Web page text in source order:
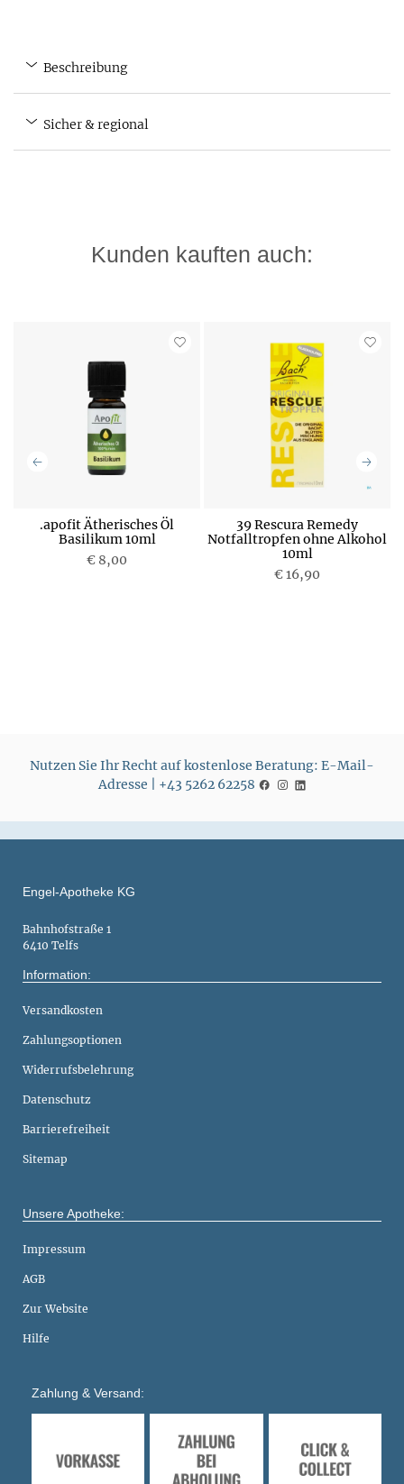
Beschreibung
Sicher & regional
Kunden kauften auch:
.apofit Ätherisches Öl
Basilikum 10ml
€ 8,00
39 Rescura Remedy
Notfalltropfen ohne Alkohol
10ml
€ 16,90
P
P
Nutzen Sie Ihr Recht auf kostenlose Beratung: E-Mail-
Adresse | +43 5262 62258
Engel-Apotheke KG
Bahnhofstraße 1
6410 Telfs
Information:
Versandkosten
Zahlungsoptionen
Widerrufsbelehrung
Datenschutz
Barrierefreiheit
Sitemap
Unsere Apotheke:
Impressum
AGB
Zur Website
Hilfe
Zahlung & Versand: